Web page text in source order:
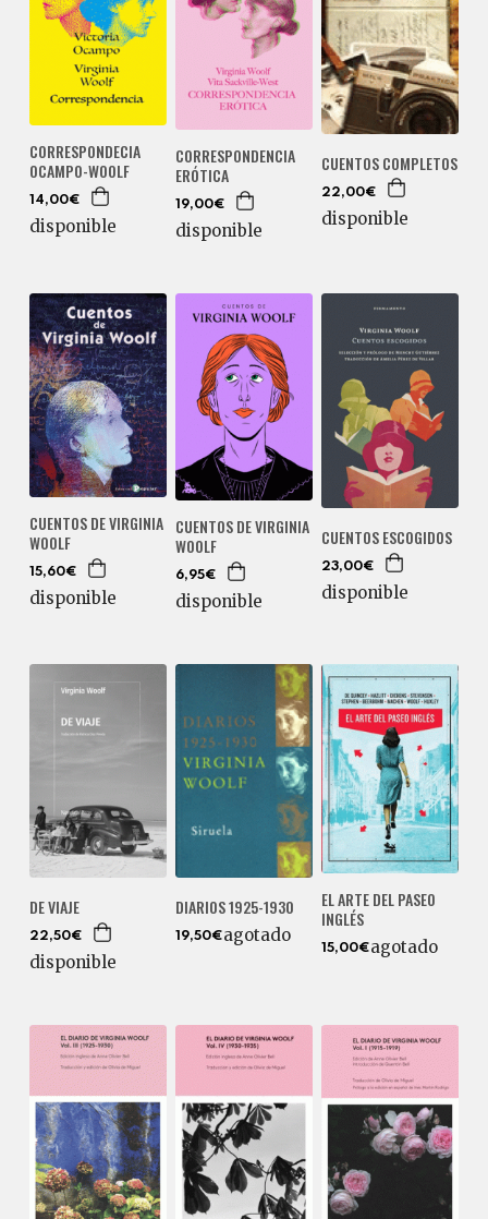
CORRESPONDECIA
OCAMPO-WOOLF
14,00€
disponible
CORRESPONDENCIA
ERÓTICA
19,00€
disponible
CUENTOS COMPLETOS
22,00€
disponible
CUENTOS DE VIRGINIA
WOOLF
15,60€
disponible
CUENTOS DE VIRGINIA
WOOLF
6,95€
disponible
CUENTOS ESCOGIDOS
23,00€
disponible
DE VIAJE
22,50€
disponible
DIARIOS 1925-1930
19,50€agotado
EL ARTE DEL PASEO
INGLÉS
15,00€agotado